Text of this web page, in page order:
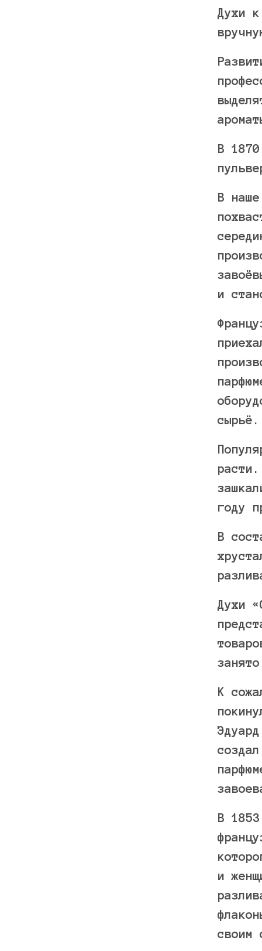
Духи к
В
В
и
сырьё.
году
В
Духи
К
В
и
своим